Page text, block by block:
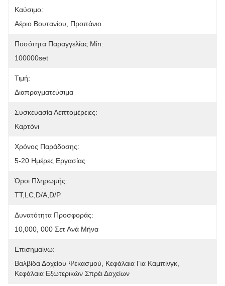
Καύσιμο:
Αέριο Βουτανίου, Προπάνιο
Ποσότητα Παραγγελίας Min:
100000set
Τιμή:
Διαπραγματεύσιμα
Συσκευασία Λεπτομέρειες:
Καρτόνι
Χρόνος Παράδοσης:
5-20 Ημέρες Εργασίας
Όροι Πληρωμής:
ΤΤ,LC,D/A,D/P
Δυνατότητα Προσφοράς:
10,000, 000 Σετ Ανά Μήνα
Επισημαίνω:
Βαλβίδα Δοχείου Ψεκασμού
Κεφάλαια Για Καμπίνγκ
Κεφάλαια Εξωτερικών Σπρέι Δοχείων